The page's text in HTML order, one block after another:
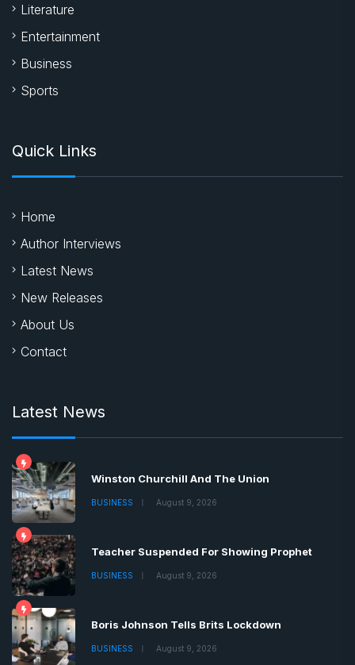
Literature
Entertainment
Business
Sports
Quick Links
Home
Author Interviews
Latest News
New Releases
About Us
Contact
Latest News
Winston Churchill And The Union
BUSINESS August 9, 2026
Teacher Suspended For Showing Prophet
BUSINESS August 9, 2026
Boris Johnson Tells Brits Lockdown
BUSINESS August 9, 2026